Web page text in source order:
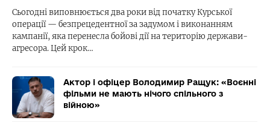
Сьогодні виповнюється два роки від початку Курської
операції — безпрецедентної за задумом і виконанням
кампанії, яка перенесла бойові дії на територію держави-
агресора. Цей крок…
Актор і офіцер Володимир Ращук: «Воєнні
фільми не мають нічого спільного з
війною»